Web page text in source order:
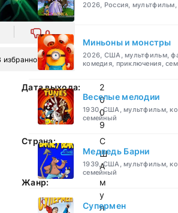
0
избранное
Дата выхода:
2
0
0
9
Страна:
С
Ш
А
Жанр:
м
у
л
2026, Россия, мультфильм,
Миньоны и монстры
2026, США, мультфильм,
комедия, приключения,
Веселые мелодии
1930, США, мультфильм,
семейный
Медведь Барни
1939, США, мультфильм,
семейный
Супермен